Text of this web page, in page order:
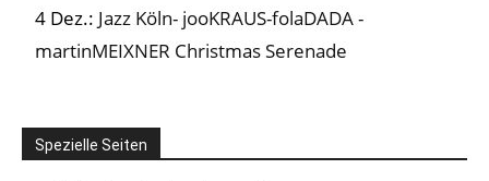
4 Dez.: Jazz Köln- jooKRAUS-folaDADA -
martinMEIXNER Christmas Serenade
Spezielle Seiten